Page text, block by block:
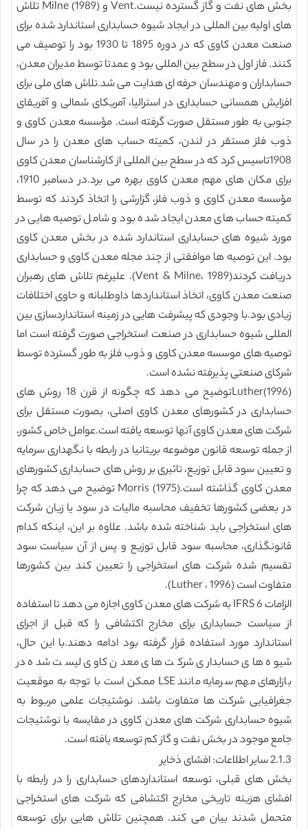
بخش های نفت و گاز گسترده نیست.Vent و Milne (1989) تلاش
های اولیه بین المللی در ایجاد شیوه حسابداری استاندارد شده برای
صنعت معدن کاوی که در دوره 1895 تا 1930 بود را توصیف می
کنند. فاز اول در سطح بین المللی بود و عمدتا توسط مدیران معدن،
حسابداران و مهندسان حرفه ای هدایت می شد.تلاش های ملی برای
افزایش همسانی حسابداری در استرالیا، آمریکای شمالی و آفریقای
جنوبی به طور مستقل صورت گرفته است. مؤسسه معدن کاوی و
ذوب فلز مستقر در لندن، کمیته حساب های معدن را در سال
1908تاسیس کرد که در سطح بین المللی از کارشناسان معدن کاوی
برای مکان های مهم معدن کاوی بهره می برد.در دسامبر 1910،
مؤسسه معدن کاوی و ذوب فلز، گزارشی را اتخاذ کردند که توسط
کمیته حساب های معدن ایجاد شده بود و شامل توصیه هایی در
مورد شیوه های حسابداری استاندارد شده در بخش معدن کاوی
بود. این توصیه ها موافقتی از چند مجله معدن کاوی و حسابداری
دریافت کردند(Vent & Milne، 1989). علیرغم تلاش های رهبران
صنعت معدن کاوی، اتخاذ استانداردها داوطلبانه و حاوی اختلافات
زیادی بود.با وجودی که پیشرفت هایی در زمینه استانداردسازی بین
المللی شیوه حسابداری در صنعت استخراجی صورت گرفته است اما
توصیه های موسسه معدن کاوی و ذوب فلز به طور گسترده توسط
شرکای صنعتی پذیرفته نشده است.
Luther(1996)توضیح می دهد که چگونه از قرن 18 روش های
حسابداری در کشورهای معدن کاوی اصلی، بصورت مستقل برای
شرکت های معدن کاوی آنها توسعه یافته است.عوامل خاص کشور،
از جمله توسعه قانون موضوعه بریتانیا در رابطه با نگهداری سرمایه
و تعیین سود قابل توزیع، تاثیری بر روش های حسابداری کشورهای
معدن کاوی گذاشته است.Morris (1975) توضیح می دهد که چرا
در بعضی کشورها تخفیف محاسبه مالیات در سود یا زیان شرکت
های استخراجی باید شناخته شده باشد. علاوه بر این، اینکه کدام
قانونگذاری، محاسبه سود قابل توزیع و پس از آن سیاست سود
تقسیم شده شرکت های استخراجی را تعیین کند بین کشورها
متفاوت است (Luther ، 1996).
الزامات IFRS 6 به شرکت های معدن کاوی اجازه می دهد تا استفاده
از سیاست حسابداری برای مخارج اکتشافی را که قبل از اجرای
استاندارد مورد استفاده قرار گرفته بود ادامه دهند.با این حال،
شیوه های حسابداری شرکت های معدن کاوی لیست شده در
بازارهای مهم سرمایه مانند LSE ممکن است با توجه به موقعیت
جغرافیایی شرکت ها متفاوت باشد. نوشتیجات علمی مربوط به
شیوه حسابداری شرکت های معدن کاوی در مقایسه با نوشتیجات
جامع موجود در بخش نفت و گاز کم توسعه یافته است.
2.1.3 سایر اطلاعات: افشای ذخایر
بخش های قبلی، توسعه استانداردهای حسابداری را در رابطه با
افشای هزینه تاریخی مخارج اکتشافی که شرکت های استخراجی
متحمل شدند بیان می کند. همچنین تلاش هایی برای توسعه